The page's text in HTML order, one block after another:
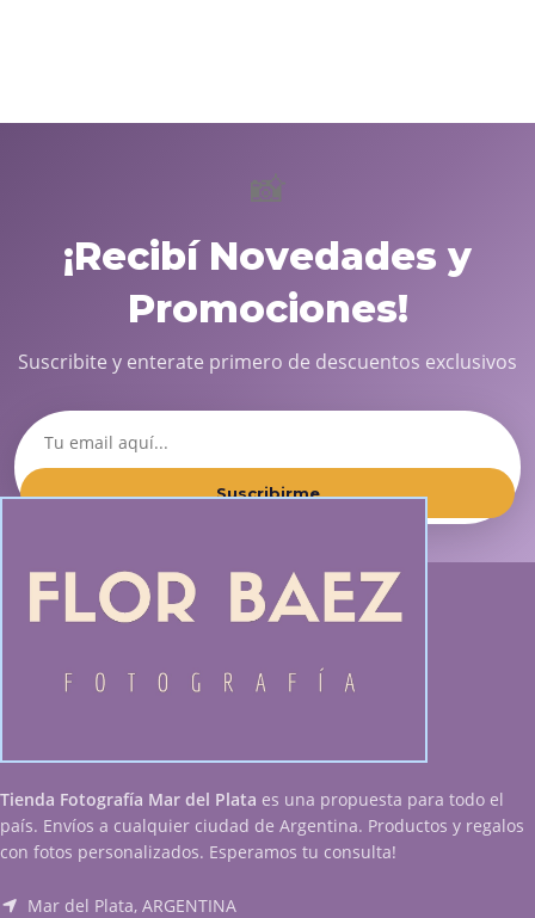
📸
¡Recibí Novedades y
Promociones!
Suscribite y enterate primero de descuentos exclusivos
Suscribirme
Tienda Fotografía Mar del Plata es una propuesta para todo el
país. Envíos a cualquier ciudad de Argentina. Productos y regalos
con fotos personalizados. Esperamos tu consulta!
Mar del Plata, ARGENTINA